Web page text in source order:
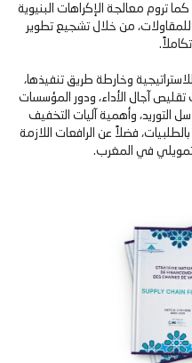
تروم معالجة الإكراهات البنيوية
للمقاولات، من خلال تشجيع تطوير
وخارطة طريق تنفيذها،
آجال الأداء، ودور المؤسسات
التوريد، وأهمية آليات التخفيف
فضلاً عن الرافعات اللازمة
في المغرب.